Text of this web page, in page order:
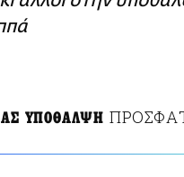
ΥΠΟΘΑΛΨΗ